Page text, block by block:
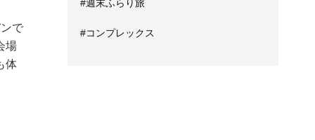
で
場
体
#週末ふらり旅
#コンプレックス